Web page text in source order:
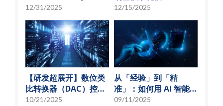
小化解决方案
12/31/2025
(SoMoG) 技术的「最佳
甜蜜点」
12/15/2025
【研发超展开】数位类
比转换器（DAC）控制
偏压电流创新解决方
10/21/2025
从「经验」到「精
准」：如何用 AI 智能演
算法，实现高效射频预
09/11/2025